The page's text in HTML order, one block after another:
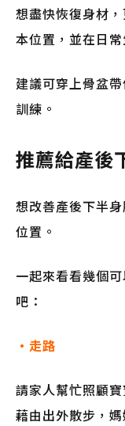
想盡快恢復身材
本位置，並在日
建議可穿上骨盆
訓練。
推薦給產後
想改善產後下半
位置。
一起來看看幾個
吧：
・走路
請家人幫忙照顧
藉由出外散步，